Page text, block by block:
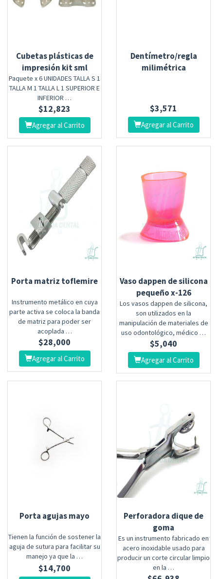
Cubetas plásticas de
impresión kit sml
Paquete x 6 UNIDADES TALLA S 1
TALLA M 1 TALLA L 1 SUPERIOR E
INFERIOR …
$12,823
Agregar al Carrito
Dentímetro/regla
milimétrica
$3,571
Agregar al Carrito
Porta matriz toflemire
Instrumento metálico en cuya
parte activa se coloca la banda
de matriz para poder ser
acoplada …
$28,000
Agregar al Carrito
Vaso dappen de silicona
pequeño x-126
Los vasos dappen de silicona,
son utilizados en la
manipulación de materiales de
uso odontológico, médico …
$5,040
Agregar al Carrito
Porta agujas mayo
Tienen la función de sostener la
aguja de sutura para facilitar su
manejo ya que la …
$14,700
Perforadora dique de
goma
Es un instrumento fabricado en
acero inoxidable usado para
producir un corte circular limpio
en la …